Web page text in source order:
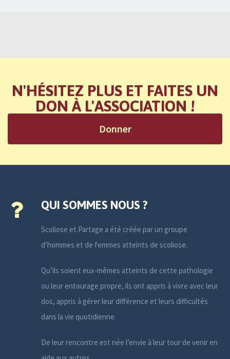
N'HÉSITEZ PLUS ET FAITES UN
DON À L'ASSOCIATION !
Donner
QUI SOMMES NOUS ?
Scoliose et Partage a été créée par un groupe
d’hommes et de femmes atteints de scoliose.
Qu’ils soient eux-mêmes atteints de cette pathologie
ou leur entourage propre, ils ont appris à vivre avec leur
dos, appris à gérer leur différence et leurs difficultés
dans la vie quotidienne.
De leur rencontre est née l’envie à leur tour de venir en